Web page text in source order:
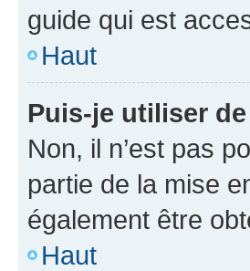
guide qui est
Haut
Puis-je utiliser de
Non, il n’est pas
partie de la mise
également être
Haut